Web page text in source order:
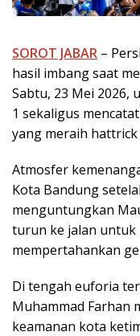
SOROT JABAR –
hasil imbang saat
Sabtu, 23 Mei 2026,
1 sekaligus
yang meraih
Atmosfer
Kota Bandung
menguntungkan
turun ke jalan untuk
mempertahankan
Di tengah euforia
Muhammad Farhan
keamanan kota